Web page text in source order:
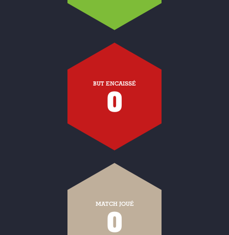
BUT ENCAISSÉ
0
MATCH JOUÉ
0